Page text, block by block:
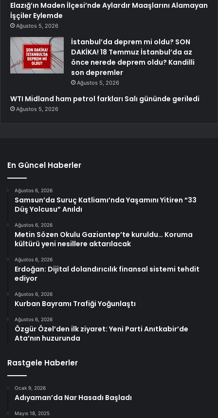
Elazığ’ın Maden İlçesi’nde Aylardır Maaşlarını Alamayan
İşçiler Eylemde
Ağustos 5, 2026
İstanbul’da deprem mi oldu? SON
DAKİKA! 18 Temmuz İstanbul’da az
önce nerede deprem oldu? Kandilli
son depremler
Ağustos 5, 2026
WTI Midland ham petrol farkları Salı gününde geriledi
Ağustos 5, 2026
En Güncel Haberler
Ağustos 6, 2026
Samsun’da Suruç Katliamı’nda Yaşamını Yitiren “33
Düş Yolcusu” Anıldı
Ağustos 6, 2026
Metin Sözen Okulu Gaziantep’te kuruldu… Koruma
kültürü yeni nesillere aktarılacak
Ağustos 6, 2026
Erdoğan: Dijital dolandırıcılık finansal sistemi tehdit
ediyor
Ağustos 6, 2026
Kurban Bayramı Trafiği Yoğunlaştı
Ağustos 6, 2026
Özgür Özel’den ilk ziyaret: Yeni Parti Anıtkabir’de
Ata’nın huzurunda
Rastgele Haberler
Ocak 9, 2026
Adıyaman’da Nar Hasadı Başladı
Mayıs 18, 2025